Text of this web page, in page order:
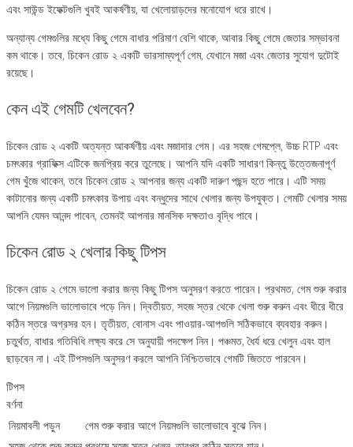
এবং সাউন্ড ইফেক্টগুলি খুবই আকর্ষণীয়, যা খেলোয়াড়দের মনোযোগ ধরে রাখে।
অন্যান্য গেমগুলির মধ্যে কিছু গেমে বাধার পরিমাণ বেশি থাকে, আবার কিছু গেমে জেতার সম্ভাবনা
কম থাকে। তবে, চিকেন রোড ২ একটি ভারসাম্যপূর্ণ গেম, যেখানে মজা এবং জেতার সুযোগ দুটোই
রয়েছে।
কেন এই গেমটি খেলবেন?
চিকেন রোড ২ একটি অত্যন্ত আকর্ষণীয় এবং মজাদার গেম। এর সহজ গেমপ্লে, উচ্চ RTP এবং
চমৎকার গ্রাফিক্স এটিকে জনপ্রিয় করে তুলেছে। আপনি যদি একটি সাধারণ কিন্তু উত্তেজনাপূর্ণ
গেম খুঁজে থাকেন, তবে চিকেন রোড ২ আপনার জন্য একটি দারুণ পছন্দ হতে পারে। এটি সময়
কাটানোর জন্য একটি চমৎকার উপায় এবং বন্ধুদের সাথে খেলার জন্য উপযুক্ত। গেমটি খেলার সময়
আপনি যেমন আনন্দ পাবেন, তেমনই আপনার মানসিক দক্ষতাও বৃদ্ধি পাবে।
চিকেন রোড ২ খেলার কিছু টিপস
চিকেন রোড ২ গেমে ভালো করার জন্য কিছু টিপস অনুসরণ করতে পারেন। প্রথমত, গেম শুরু করার
আগে নিয়মগুলি ভালোভাবে পড়ে নিন। দ্বিতীয়ত, সহজ স্তর থেকে খেলা শুরু করুন এবং ধীরে ধীরে
কঠিন স্তরে অগ্রসর হন। তৃতীয়ত, বোনাস এবং পাওয়ার-আপগুলি সঠিকভাবে ব্যবহার করুন।
চতুর্থত, বাধার গতিবিধি লক্ষ্য করে সে অনুযায়ী পদক্ষেপ নিন। পঞ্চমত, ধৈর্য ধরে খেলুন এবং হাল
ছাড়বেন না। এই টিপসগুলি অনুসরণ করলে আপনি নিশ্চিতভাবে গেমটি জিততে পারবেন।
টিপস
বর্ণনা
নিয়মাবলী পড়ুন
গেম শুরু করার আগে নিয়মগুলি ভালোভাবে বুঝে নিন।